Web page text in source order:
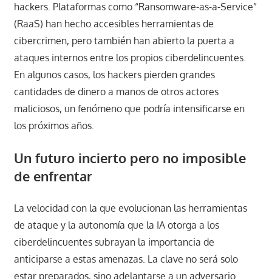
hackers. Plataformas como “Ransomware-as-a-Service”
(RaaS) han hecho accesibles herramientas de
cibercrimen, pero también han abierto la puerta a
ataques internos entre los propios ciberdelincuentes.
En algunos casos, los hackers pierden grandes
cantidades de dinero a manos de otros actores
maliciosos, un fenómeno que podría intensificarse en
los próximos años.
Un futuro incierto pero no imposible
de enfrentar
La velocidad con la que evolucionan las herramientas
de ataque y la autonomía que la IA otorga a los
ciberdelincuentes subrayan la importancia de
anticiparse a estas amenazas. La clave no será solo
estar preparados, sino adelantarse a un adversario